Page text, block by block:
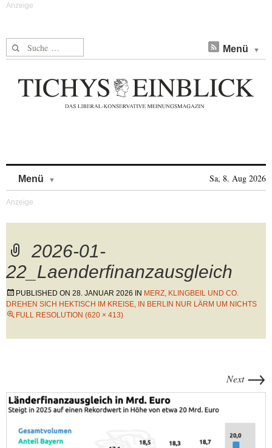
Suche nach: Menü
Menü Sa, 8. Aug 2026
2026-01-
22_Laenderfinanzausgleich
PUBLISHED ON 28. JANUAR 2026 IN MERZ, KLINGBEIL UND CO.
DREHEN SICH HEKTISCH IM KREISE, IN BERLIN NUR LÄRM UM NICHTS
FULL RESOLUTION (620 × 413)
Next →